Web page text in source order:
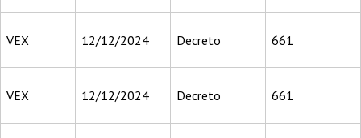
VEX 12/12/2024 Decreto 661
VEX 12/12/2024 Decreto 661